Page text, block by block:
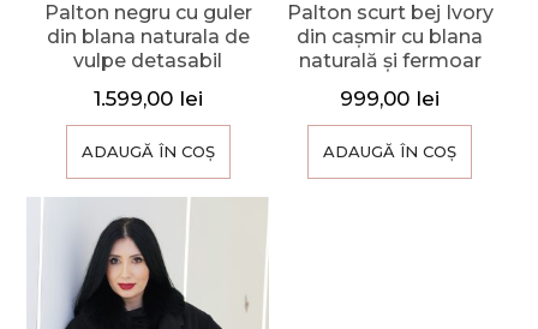
Palton negru cu guler
din blana naturala de
vulpe detasabil
1.599,00 lei
ADAUGĂ ÎN COȘ
Palton scurt bej Ivory
din cașmir cu blana
naturală și fermoar
999,00 lei
ADAUGĂ ÎN COȘ